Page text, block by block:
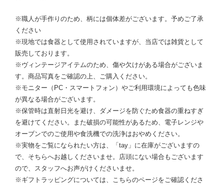
※職人が手作りのため、柄には個体差がございます。予めご了承
ください
※現地では食器として使用されていますが、当店では雑貨として
販売しております。
※ヴィンテージアイテムのため、傷や欠けがある場合がございま
す。商品写真をご確認の上、ご購入ください。
※モニター（PC・スマートフォン）やご利用環境によっても色味
が異なる場合がございます。
※保管時は直射日光を避け、ダメージを防ぐため食器の重ねすぎ
を避けてください。また破損の可能性があるため、電子レンジや
オーブンでのご使用や食洗機での洗浄はおやめください。
※実物をご覧になられたい方は、「tay」に在庫がございますの
で、そちらへお越しくださいませ。店頭にない場合もございます
ので、スタッフへお声がけくださいませ。
※ギフトラッピングについては、こちらのページをご確認くださ